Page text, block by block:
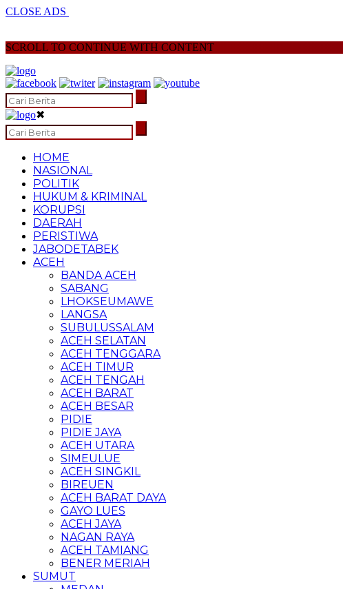
CLOSE ADS
SCROLL TO CONTINUE WITH CONTENT
✖
HOME
NASIONAL
POLITIK
HUKUM & KRIMINAL
KORUPSI
DAERAH
PERISTIWA
JABODETABEK
ACEH
BANDA ACEH
SABANG
LHOKSEUMAWE
LANGSA
SUBULUSSALAM
ACEH SELATAN
ACEH TENGGARA
ACEH TIMUR
ACEH TENGAH
ACEH BARAT
ACEH BESAR
PIDIE
PIDIE JAYA
ACEH UTARA
SIMEULUE
ACEH SINGKIL
BIREUEN
ACEH BARAT DAYA
GAYO LUES
ACEH JAYA
NAGAN RAYA
ACEH TAMIANG
BENER MERIAH
SUMUT